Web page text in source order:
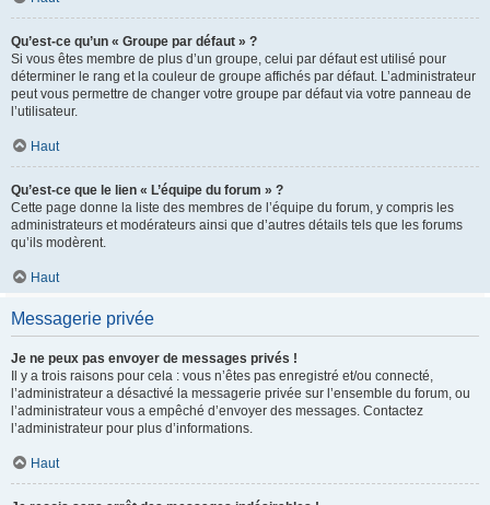
Qu’est-ce qu’un « Groupe par défaut » ?
Si vous êtes membre de plus d’un groupe, celui par défaut est utilisé pour
déterminer le rang et la couleur de groupe affichés par défaut. L’administrateur
peut vous permettre de changer votre groupe par défaut via votre panneau de
l’utilisateur.
Haut
Qu’est-ce que le lien « L’équipe du forum » ?
Cette page donne la liste des membres de l’équipe du forum, y compris les
administrateurs et modérateurs ainsi que d’autres détails tels que les forums
qu’ils modèrent.
Haut
Messagerie privée
Je ne peux pas envoyer de messages privés !
Il y a trois raisons pour cela : vous n’êtes pas enregistré et/ou connecté,
l’administrateur a désactivé la messagerie privée sur l’ensemble du forum, ou
l’administrateur vous a empêché d’envoyer des messages. Contactez
l’administrateur pour plus d’informations.
Haut